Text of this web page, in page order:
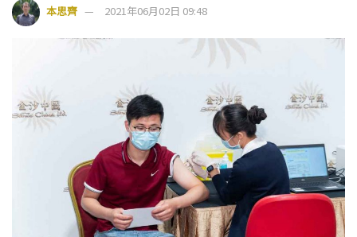
本思齊 2021年06月02日 09:48